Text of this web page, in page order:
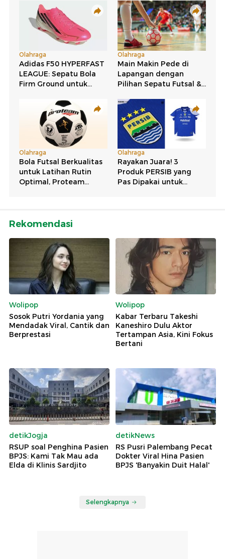
Rekomendasi
Wolipop
Sosok Putri Yordania yang
Mendadak Viral, Cantik dan
Berprestasi
Wolipop
Kabar Terbaru Takeshi
Kaneshiro Dulu Aktor
Tertampan Asia, Kini Fokus
Bertani
detikJogja
RSUP soal Penghina Pasien
BPJS: Kami Tak Mau ada
Elda di Klinis Sardjito
detikNews
RS Pusri Palembang Pecat
Dokter Viral Hina Pasien
BPJS 'Banyakin Duit Halal'
Selengkapnya